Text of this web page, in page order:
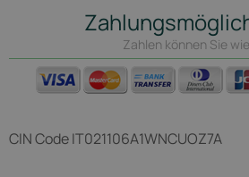
Zahlen können Sie
CIN CodeIT021106A1WNCUOZ7A